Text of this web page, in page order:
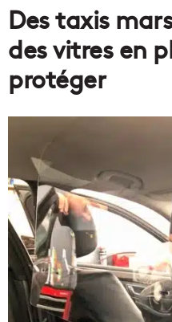
Des taxis
des vitres en
protéger